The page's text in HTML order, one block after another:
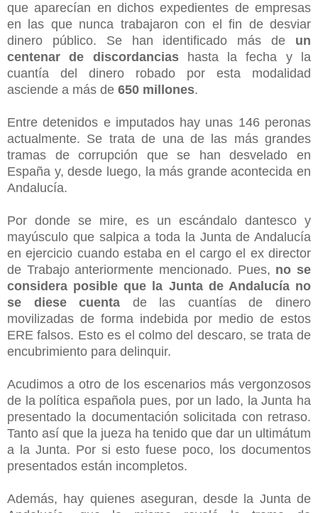
que aparecían en dichos expedientes de empresas
en las que nunca trabajaron con el fin de desviar
dinero público. Se han identificado más de un
centenar de discordanciashasta la fecha y la
cuantía del dinero robado por esta modalidad
asciende a más de 650 millones.
Entre detenidos e imputados hay unas 146 peronas
actualmente. Se trata de una de las más grandes
tramas de corrupción que se han desvelado en
España y, desde luego, la más grande acontecida en
Andalucía.
Por donde se mire, es un escándalo dantesco y
mayúsculo que salpica a toda la Junta de Andalucía
en ejercicio cuando estaba en el cargo el ex director
de Trabajo anteriormente mencionado. Pues, no se
considera posible que la Junta de Andalucía no
se diese cuenta de las cuantías de dinero
movilizadas de forma indebida por medio de estos
ERE falsos. Esto es el colmo del descaro, se trata de
encubrimiento para delinquir.
Acudimos a otro de los escenarios más vergonzosos
de la política española pues, por un lado, la Junta ha
presentado la documentación solicitada con retraso.
Tanto así que la jueza ha tenido que dar un ultimátum
a la Junta. Por si esto fuese poco, los documentos
presentados están incompletos.
Además, hay quienes aseguran, desde la Junta de